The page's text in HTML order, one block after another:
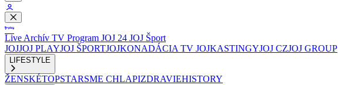
Live Archív TV Program JOJ 24 JOJ Šport
JOJJOJ PLAYJOJ ŠPORTJOJKONADÁCIA TV JOJKASTINGYJOJ CZJOJ GROUP
LIFESTYLE
ŽENSKÉTOPSTARSME CHLAPIZDRAVIEHISTORY